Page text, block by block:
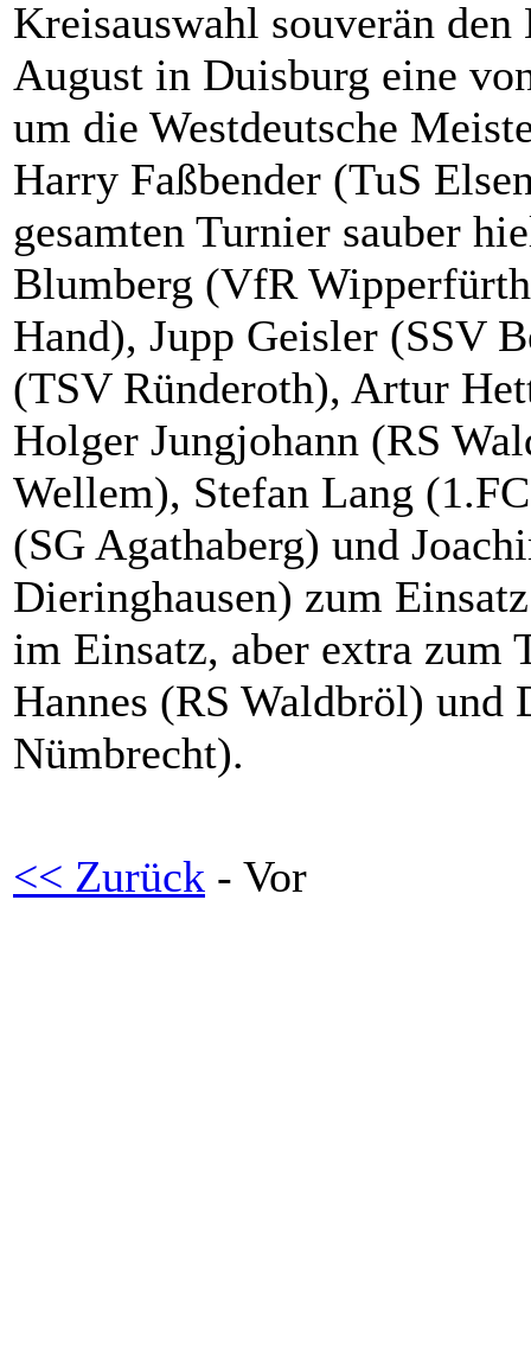
Kreisauswahl souverän
August in Duisburg eine
um die Westdeutsche
Harry Faßbender (TuS
gesamten Turnier sauber
Blumberg (VfR
Hand), Jupp Geisler (SSV
(TSV Ründeroth), Artur
Holger Jungjohann (RS
Wellem), Stefan Lang
(SG Agathaberg) und
Dieringhausen) zum
im Einsatz, aber extra zum
Hannes (RS Waldbröl) und
Nümbrecht).
<< Zurück - Vor